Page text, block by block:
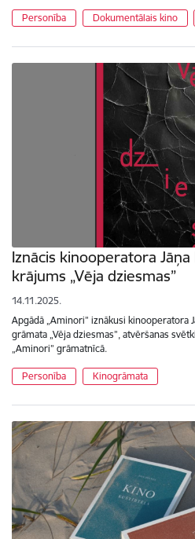
Personība Dokumentālais kino
Iznācis kinooperatora
krājums „Vēja dziesmas”
14.11.2025.
Apgādā „Aminori” iznākusi kinooperatora
grāmata „Vēja dziesmas”, atvēršanas
„Aminori” grāmatnīcā.
Personība Kinogrāmata